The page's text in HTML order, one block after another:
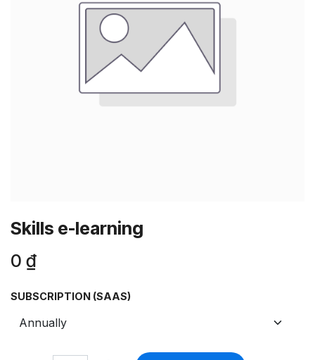
Skills e-learning
0 ₫
SUBSCRIPTION (SAAS)